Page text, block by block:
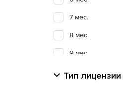
7 мес.
8 мес.
9 мес.
Тип лицензии